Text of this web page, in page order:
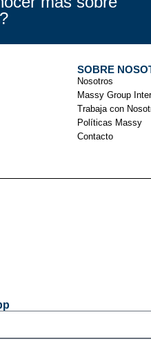
SOBRE
Nosotros
Massy Group
Trabaja con
Políticas Massy
Contacto